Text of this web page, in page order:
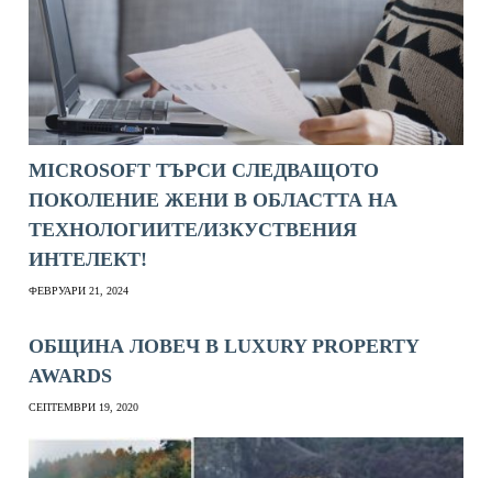
MICROSOFT ТЪРСИ СЛЕДВАЩОТО
ПОКОЛЕНИЕ ЖЕНИ В ОБЛАСТТА НА
ТЕХНОЛОГИИТЕ/ИЗКУСТВЕНИЯ
ИНТЕЛЕКТ!
ФЕВРУАРИ 21, 2024
ОБЩИНА ЛОВЕЧ В LUXURY PROPERTY
AWARDS
СЕПТЕМВРИ 19, 2020